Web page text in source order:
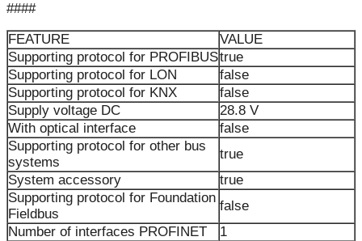
####
FEATURE
VALUE
Supporting protocol for PROFIBUStrue
Supporting protocol for LON
false
Supporting protocol for KNX
false
Supply voltage DC
28.8 V
With optical interface
false
Supporting protocol for other bus
systems
true
System accessory
true
Supporting protocol for Foundation
Fieldbus
false
Number of interfaces PROFINET
1